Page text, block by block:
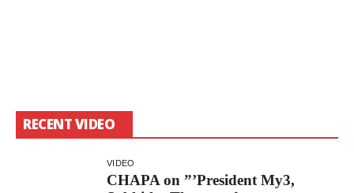
RECENT VIDEO
VIDEO
CHAPA on ”’President My3,